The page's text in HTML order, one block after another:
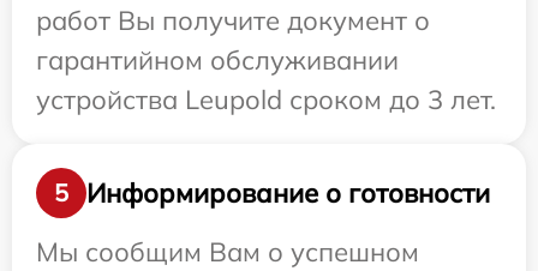
работ Вы получите документ о
гарантийном обслуживании
устройства Leupold сроком до 3 лет.
5
Информирование о готовности
Мы сообщим Вам о успешном